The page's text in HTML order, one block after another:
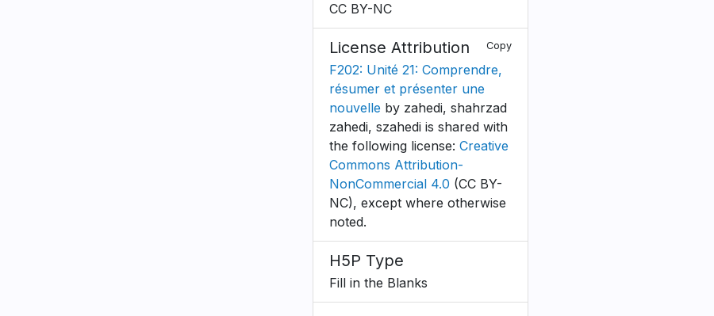
CC BY-NC
License Attribution Copy
F202: Unité 21: Comprendre,
résumer et présenter une
nouvelle by zahedi, shahrzad
zahedi, szahedi is shared with
the following license: Creative
Commons Attribution-
NonCommercial 4.0 (CC BY-
NC), except where otherwise
noted.
H5P Type
Fill in the Blanks